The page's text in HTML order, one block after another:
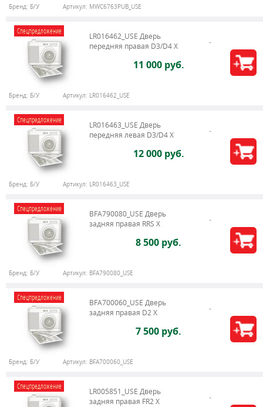
Бренд: Б/У Артикул: MWC6763PUB_USE
Спецпредложение
LR016462_USE Дверь
передняя правая D3/D4 Х
11 000 руб.
Бренд: Б/У Артикул: LR016462_USE
Спецпредложение
LR016463_USE Дверь
передняя левая D3/D4 Х
12 000 руб.
Бренд: Б/У Артикул: LR016463_USE
Спецпредложение
BFA790080_USE Дверь
задняя правая RRS X
8 500 руб.
Бренд: Б/У Артикул: BFA790080_USE
Спецпредложение
BFA700060_USE Дверь
задняя правая D2 X
7 500 руб.
Бренд: Б/У Артикул: BFA700060_USE
Спецпредложение
LR005851_USE Дверь
задняя правая FR2 X